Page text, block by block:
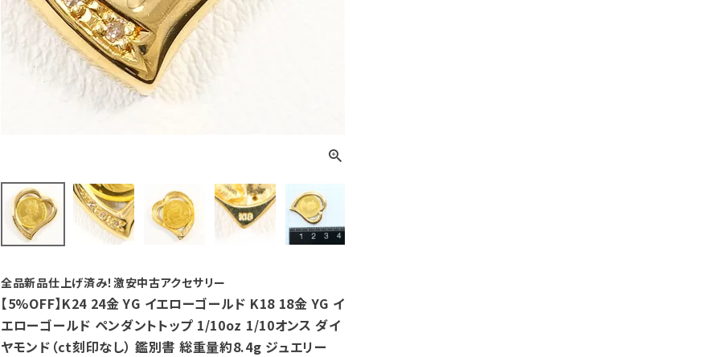
全品新品仕上げ済み！激安中古アクセサリー
【5%OFF】K24 24金 YG イエローゴールド K18 18金 YG イ
エローゴールド ペンダントトップ 1/10oz 1/10オンス ダイ
ヤモンド（ct刻印なし） 鑑別書 総重量約8.4g ジュエリー